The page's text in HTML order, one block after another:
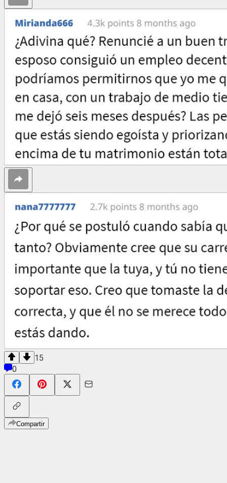
15
0
Compartir